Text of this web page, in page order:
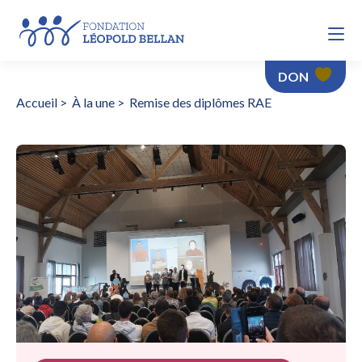
DON
Accueil > À la une > Remise des diplômes RAE
Remise des diplômes RAE